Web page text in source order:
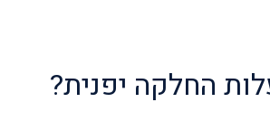
החלקה יפנית?